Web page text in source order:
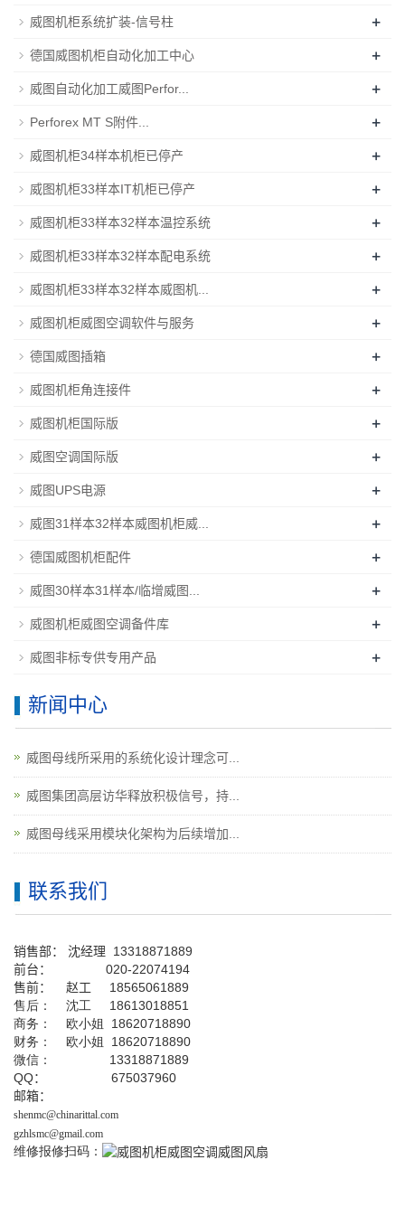
威图机柜系统扩装-信号柱 +
德国威图机柜自动化加工中心 +
威图自动化加工威图Perfor... +
Perforex MT S附件... +
威图机柜34样本机柜已停产 +
威图机柜33样本IT机柜已停产 +
威图机柜33样本32样本温控系统 +
威图机柜33样本32样本配电系统 +
威图机柜33样本32样本威图机... +
威图机柜威图空调软件与服务 +
德国威图插箱 +
威图机柜角连接件 +
威图机柜国际版 +
威图空调国际版 +
威图UPS电源 +
威图31样本32样本威图机柜威... +
德国威图机柜配件 +
威图30样本31样本/临增威图... +
威图机柜威图空调备件库 +
威图非标专供专用产品 +
新闻中心
威图母线所采用的系统化设计理念可...
威图集团高层访华释放积极信号，持...
威图母线采用模块化架构为后续增加...
联系我们
销售部： 沈经理 13318871889
前台： 020-22074194
售前： 赵工 18565061889
售后： 沈工 18613018851
商务： 欧小姐 18620718890
财务： 欧小姐 18620718890
微信： 13318871889
QQ： 675037960
邮箱：
shenmc@chinarittal.com
gzhlsmc@gmail.com
维修报修扫码：